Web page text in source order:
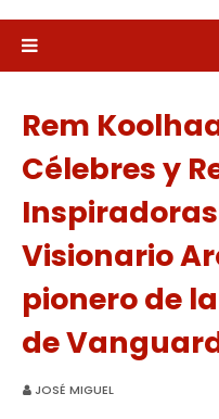
Rem
Célebres y
Visionario
pionero de
de
JOSÉ MIGUEL